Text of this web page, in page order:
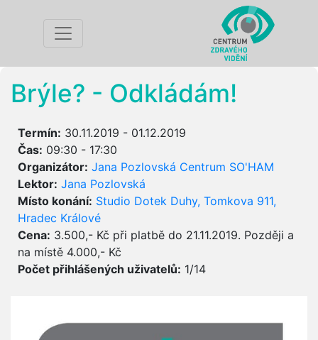
Brýle? - Odkládám!
Termín: 30.11.2019 - 01.12.2019
Čas: 09:30 - 17:30
Organizátor: Jana Pozlovská Centrum SO'HAM
Lektor: Jana Pozlovská
Místo konání: Studio Dotek Duhy, Tomkova 911,
Hradec Králové
Cena: 3.500,- Kč při platbě do 21.11.2019. Později a
na místě 4.000,- Kč
Počet přihlášených uživatelů: 1/14